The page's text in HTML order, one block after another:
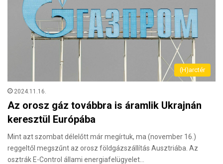
(H)arctér
2024.11.16.
Az orosz gáz továbbra is áramlik Ukrajnán
keresztül Európába
Mint azt szombat délelőtt már megírtuk, ma (november 16.)
reggeltől megszűnt az orosz földgázszállítás Ausztriába. Az
osztrák E-Control állami energiafelügyelet…